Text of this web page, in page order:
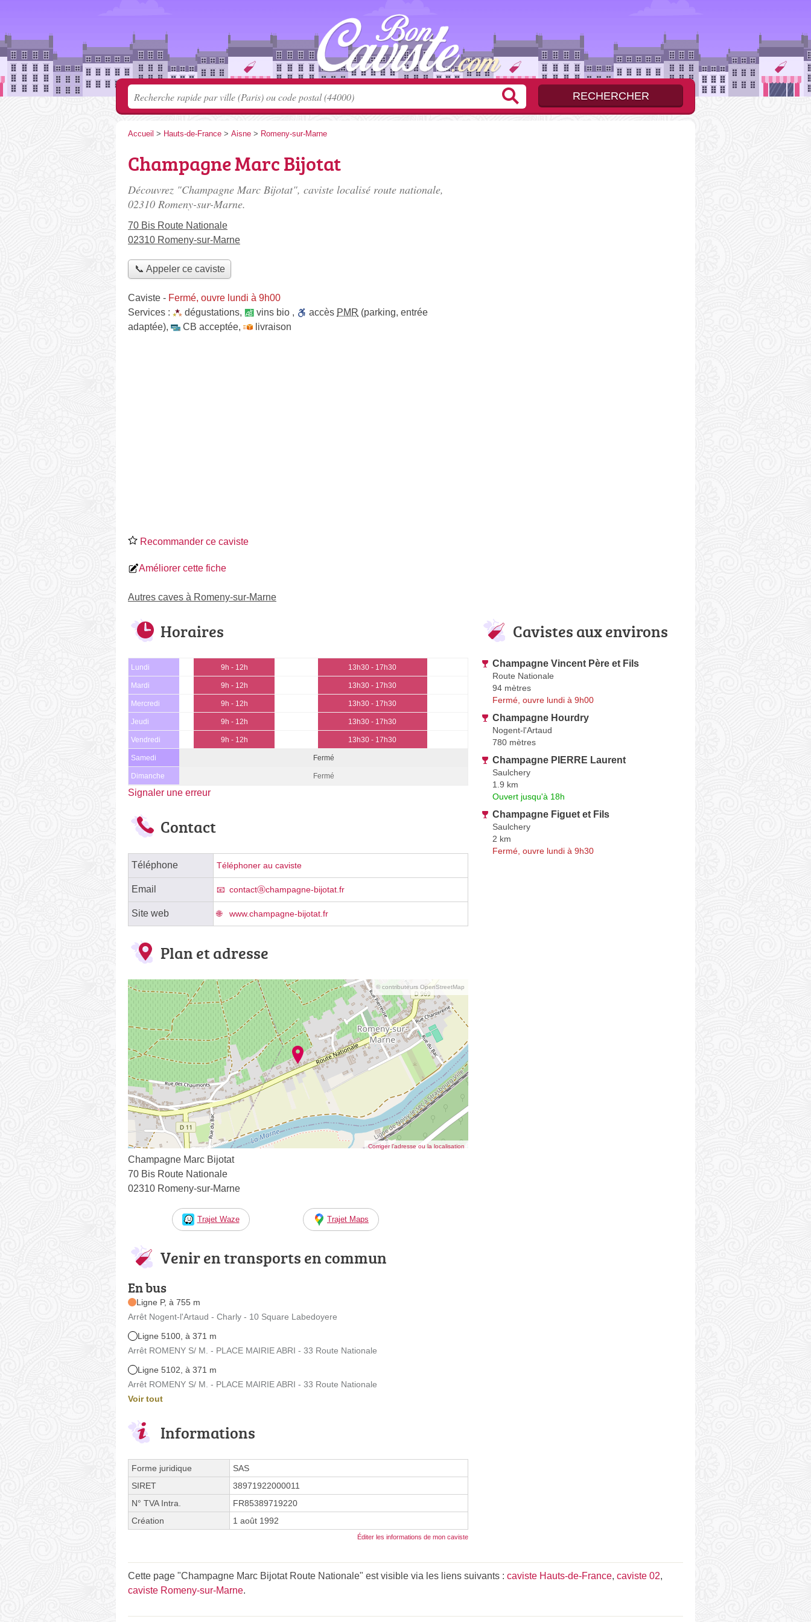
Accueil > Hauts-de-France > Aisne > Romeny-sur-Marne
Champagne Marc Bijotat
Découvrez "Champagne Marc Bijotat", caviste localisé route nationale,
02310 Romeny-sur-Marne.
70 Bis Route Nationale
02310 Romeny-sur-Marne
📞 Appeler ce caviste
Caviste - Fermé, ouvre lundi à 9h00
Services :
dégustations, vins bio , accès PMR (parking, entrée
adaptée), CB acceptée, livraison
Recommander ce caviste
Améliorer cette fiche
Autres caves à Romeny-sur-Marne
Horaires
Lundi 9h - 12h 13h30 - 17h30
Mardi 9h - 12h 13h30 - 17h30
Mercredi 9h - 12h 13h30 - 17h30
Jeudi 9h - 12h 13h30 - 17h30
Vendredi 9h - 12h 13h30 - 17h30
Samedi Fermé
Dimanche Fermé
Signaler une erreur
Contact
Téléphone Téléphoner au caviste
Email contactⓐchampagne-bijotat.fr
Site web www.champagne-bijotat.fr
Plan et adresse
© contributeurs OpenStreetMap
Corriger l’adresse ou la localisation
Champagne Marc Bijotat
70 Bis Route Nationale
02310 Romeny-sur-Marne
Trajet Waze Trajet Maps
Venir en transports en commun
En bus
Ligne P, à 755 m
Arrêt Nogent-l'Artaud - Charly - 10 Square Labedoyere
Ligne 5100, à 371 m
Arrêt ROMENY S/ M. - PLACE MAIRIE ABRI - 33 Route Nationale
Ligne 5102, à 371 m
Arrêt ROMENY S/ M. - PLACE MAIRIE ABRI - 33 Route Nationale
Voir tout
Informations
Forme juridique
SAS
SIRET
38971922000011
N° TVA Intra.
FR85389719220
Création
1 août 1992
Éditer les informations de mon caviste
Cavistes aux environs
Champagne Vincent Père et Fils
Route Nationale
94 mètres
Fermé, ouvre lundi à 9h00
Champagne Hourdry
Nogent-l'Artaud
780 mètres
Champagne PIERRE Laurent
Saulchery
1.9 km
Ouvert jusqu'à 18h
Champagne Figuet et Fils
Saulchery
2 km
Fermé, ouvre lundi à 9h30
Cette page "Champagne Marc Bijotat Route Nationale" est visible via les liens suivants : caviste Hauts-de-France, caviste 02,
caviste Romeny-sur-Marne.